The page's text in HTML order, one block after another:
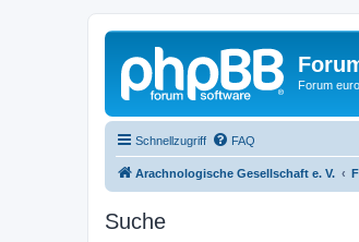
Forum
Schnellzugriff FAQ
Arachnologische Gesellschaft e. V.
Suche